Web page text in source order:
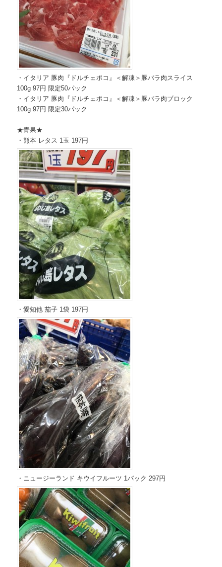
・イタリア 豚肉『ドルチェポコ』＜解凍＞豚バラ肉スライス
100g 97円 限定50パック
・イタリア 豚肉『ドルチェポコ』＜解凍＞豚バラ肉ブロック
100g 97円 限定30パック
★青果★
・熊本 レタス 1玉 197円
・愛知他 茄子 1袋 197円
・ニュージーランド キウイフルーツ 1パック 297円